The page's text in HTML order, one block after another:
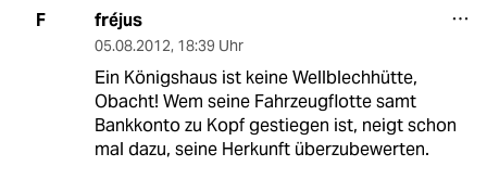
F fréjus
05.08.2012, 18:39 Uhr
Ein Königshaus ist keine Wellblechhütte,
Obacht! Wem seine Fahrzeugflotte samt
Bankkonto zu Kopf gestiegen ist, neigt schon
mal dazu, seine Herkunft überzubewerten.